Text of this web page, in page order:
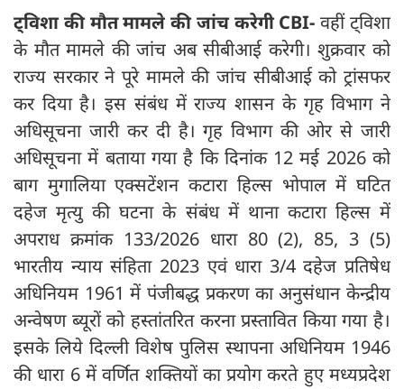
ट्विशा की मौत मामले की जांच करेगी CBI- वहीं ट्विशा
के मौत मामले की जांच अब सीबीआई करेगी। शुक्रवार को
राज्य सरकार ने पूरे मामले की जांच सीबीआई को ट्रांसफर
कर दिया है। इस संबंध में राज्य शासन के गृह विभाग ने
अधिसूचना जारी कर दी है। गृह विभाग की ओर से जारी
अधिसूचना में बताया गया है कि दिनांक 12 मई 2026 को
बाग मुगालिया एक्सटेंशन कटारा हिल्स भोपाल में घटित
दहेज मृत्यु की घटना के संबंध में थाना कटारा हिल्स में
अपराध क्रमांक 133/2026 धारा 80 (2), 85, 3 (5)
भारतीय न्याय संहिता 2023 एवं धारा 3/4 दहेज प्रतिषेध
अधिनियम 1961 में पंजीबद्ध प्रकरण का अनुसंधान केन्द्रीय
अन्वेषण ब्यूरों को हस्तांतरित करना प्रस्तावित किया गया है।
इसके लिये दिल्ली विशेष पुलिस स्थापना अधिनियम 1946
की धारा 6 में वर्णित शक्तियों का प्रयोग करते हुए मध्यप्रदेश